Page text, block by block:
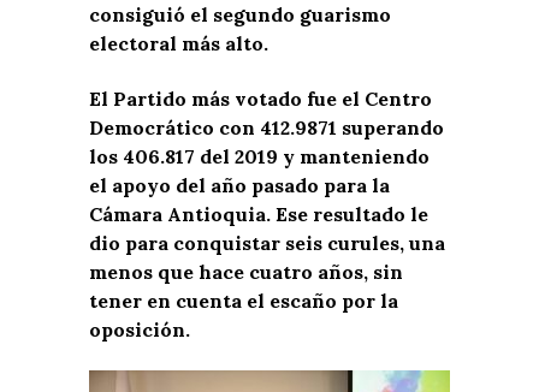
consiguió el segundo guarismo
electoral más alto.
El Partido más votado fue el Centro
Democrático con 412.9871 superando
los 406.817 del 2019 y manteniendo
el apoyo del año pasado para la
Cámara Antioquia. Ese resultado le
dio para conquistar seis curules, una
menos que hace cuatro años, sin
tener en cuenta el escaño por la
oposición.